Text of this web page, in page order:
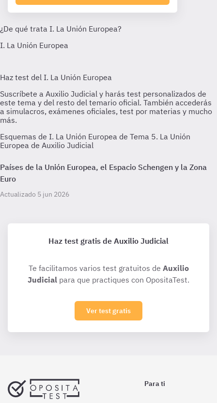
Esquemas de I. La Unión Europea de Tema 5. La Unión
Europea de Auxilio Judicial
Países de la Unión Europea, el Espacio Schengen y la Zona
Euro
Actualizado 5 jun 2026
Haz test gratis de Auxilio Judicial
Te facilitamos varios test gratuitos de Auxilio
Judicial para que practiques con OpositaTest.
Ver test gratis
Para ti